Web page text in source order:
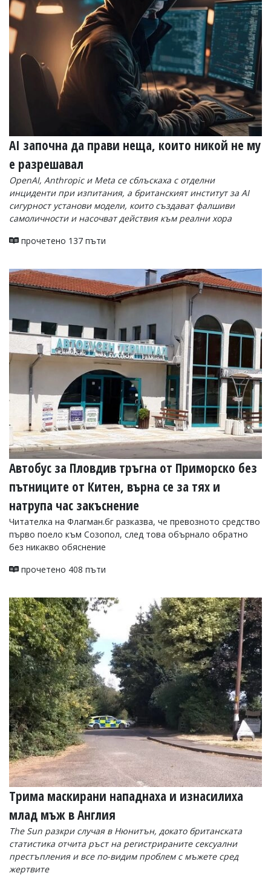
УКРАЙНА
СПОРТ
РАЗСЛЕДВАНЕ
БИЗНЕС
Управители:
Веселин
email:
v.vasilev@flagman.bg
Катя
Касабова,
еmail:k.kassabova@flagman.bg
Главен
редактор:
Колев,
Коментарите
под
се
въвеждат
читателите
и
редакцията
носи
отговорност
тях!
Ако
откриете
обиден
за
коментар,
моля
сигнализирайте
ни!
AI започна да прави неща, които никой не му
е разрешавал
OpenAI, Anthropic и Meta се сблъскаха с отделни
инциденти при изпитания, а британският институт за AI
сигурност установи модели, които създават фалшиви
самоличности и насочват действия към реални хора
прочетено 137 пъти
Автобус за Пловдив тръгна от Приморско без
пътниците от Китен, върна се за тях и
натрупа час закъснение
Читателка на Флагман.бг разказва, че превозното средство
първо поело към Созопол, след това обърнало обратно
без никакво обяснение
прочетено 408 пъти
Трима маскирани нападнаха и изнасилиха
млад мъж в Англия
The Sun разкри случая в Нюнитън, докато британската
статистика отчита ръст на регистрираните сексуални
престъпления и все по-видим проблем с мъжете сред
жертвите